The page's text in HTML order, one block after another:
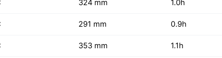
324 mm 1.0h
291 mm 0.9h
353 mm 1.1h